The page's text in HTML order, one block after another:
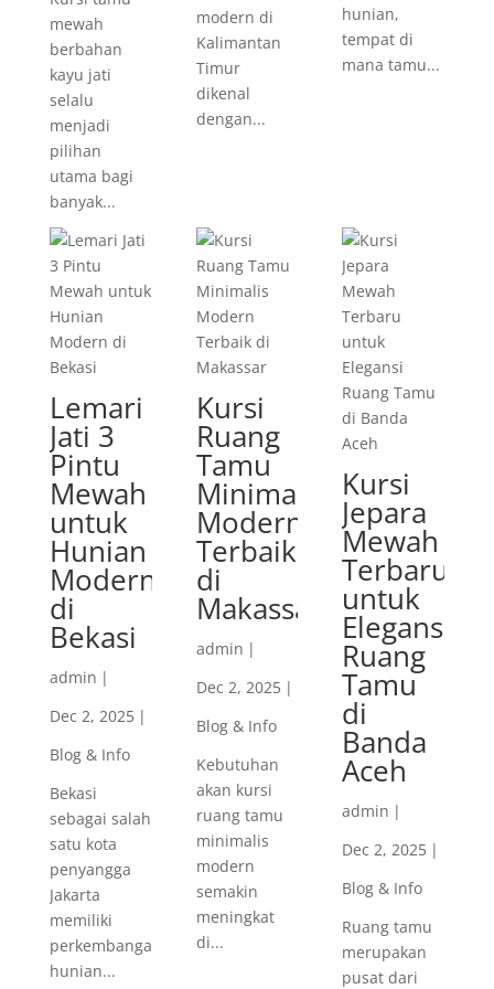
mewah
berbahan
kayu jati
selalu
menjadi
pilihan
utama bagi
banyak...
modern di
Kalimantan
Timur
dikenal
dengan...
hunian,
tempat di
mana tamu...
Lemari
Jati 3
Pintu
Mewah
untuk
Hunian
Modern
di
Bekasi
admin |
Dec 2, 2025 |
Blog & Info
Bekasi
sebagai salah
satu kota
penyangga
Jakarta
memiliki
perkembangan
hunian...
Kursi
Ruang
Tamu
Minimalis
Modern
Terbaik
di
Makassar
admin |
Dec 2, 2025 |
Blog & Info
Kebutuhan
akan kursi
ruang tamu
minimalis
modern
semakin
meningkat
di...
Kursi
Jepara
Mewah
Terbaru
untuk
Elegansi
Ruang
Tamu
di
Banda
Aceh
admin |
Dec 2, 2025 |
Blog & Info
Ruang tamu
merupakan
pusat dari